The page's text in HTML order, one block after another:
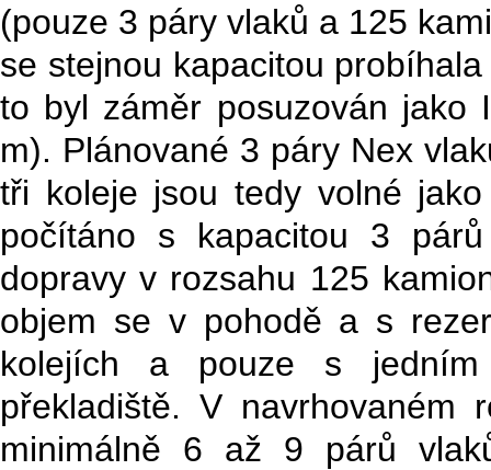
(pouze 3 páry vlaků a 125
se stejnou kapacitou
to byl záměr posuzován
m). Plánované 3 páry Nex
tři koleje jsou tedy volné
počítáno s kapacitou 3
dopravy v rozsahu 125
objem se v pohodě a s
kolejích a pouze s jedním
překladiště. V navrhovaném
minimálně 6 až 9 párů